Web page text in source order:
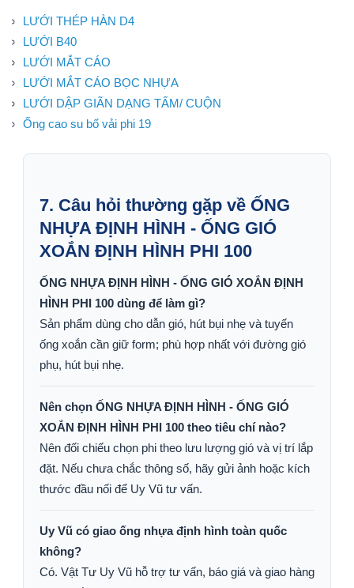
LƯỚI THÉP HÀN D4
LƯỚI B40
LƯỚI MẮT CÁO
LƯỚI MẮT CÁO BỌC NHỰA
LƯỚI DẬP GIÃN DẠNG TẤM/ CUỘN
Ống cao su bố vải phi 19
7. Câu hỏi thường gặp về ỐNG
NHỰA ĐỊNH HÌNH - ỐNG GIÓ
XOẮN ĐỊNH HÌNH PHI 100
ỐNG NHỰA ĐỊNH HÌNH - ỐNG GIÓ XOẮN ĐỊNH
HÌNH PHI 100 dùng để làm gì?
Sản phẩm dùng cho dẫn gió, hút bụi nhẹ và tuyến
ống xoắn cần giữ form; phù hợp nhất với đường gió
phụ, hút bụi nhẹ.
Nên chọn ỐNG NHỰA ĐỊNH HÌNH - ỐNG GIÓ
XOẮN ĐỊNH HÌNH PHI 100 theo tiêu chí nào?
Nên đối chiếu chọn phi theo lưu lượng gió và vị trí lắp
đặt. Nếu chưa chắc thông số, hãy gửi ảnh hoặc kích
thước đầu nối để Uy Vũ tư vấn.
Uy Vũ có giao ống nhựa định hình toàn quốc
không?
Có. Vật Tư Uy Vũ hỗ trợ tư vấn, báo giá và giao hàng